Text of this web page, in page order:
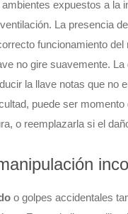
expuestos a la
La presencia
funcionamiento
no gire suavemente. La
la llave notas que no
puede ser momento
o reemplazarla si el
o golpes accidentales